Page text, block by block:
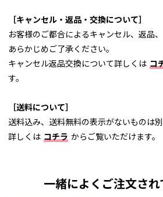
［キャンセル・返品・交換について］
お客様のご都合によるキャンセル、返品
あらかじめご了承ください。
キャンセル返品交換について詳しくは コ
す。
［送料について］
送料込み、送料無料の表示がないものは
詳しくは コチラ からご覧いただけます。
一緒によくご注文さ